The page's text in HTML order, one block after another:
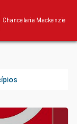
Chancelaria Mackenzie